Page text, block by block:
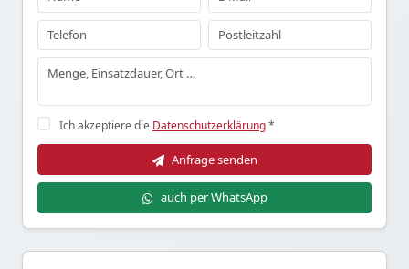
Ich akzeptiere die Datenschutzerklärung*
Anfrage senden
auch per WhatsApp